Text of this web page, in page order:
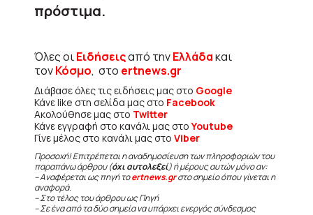
πρόστιμα.
Όλες οιΕιδήσειςαπό τηνΕλλάδακαι
τονΚόσμο, στο ertnews.gr
Διάβασε όλες τις ειδήσεις μας στο Google
Κάνε like στη σελίδα μας στο Facebook
Ακολούθησε μας στο Twitter
Κάνε εγγραφή στο κανάλι μας στοYoutube
Γίνε μέλος στο κανάλι μας στο Viber
Προσοχή! Επιτρέπεται η αναδημοσίευση των πληροφοριών του
παραπάνω άρθρου (όχι αυτολεξεί) ή μέρους αυτών μόνο αν:
– Αναφέρεται ως πηγή τοertnews.grστο σημείο όπου γίνεται η
αναφορά.
– Στο τέλος του άρθρου ως Πηγή
– Σε ένα από τα δύο σημεία να υπάρχει ενεργός σύνδεσμος